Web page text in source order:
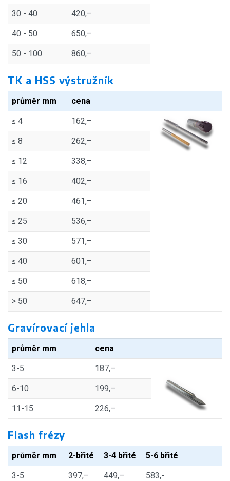
30 - 40 420,–
40 - 50 650,–
50 - 100 860,–
TK a HSS výstružník
průměr mm cena
≤ 4 162,–
≤ 8 262,–
≤ 12 338,–
≤ 16 402,–
≤ 20 461,–
≤ 25 536,–
≤ 30 571,–
≤ 40 601,–
≤ 50 618,–
> 50 647,–
Gravírovací jehla
průměr mm cena
3-5 187,–
6-10 199,–
11-15 226,–
Flash frézy
průměr mm 2-břité 3-4 břité 5-6 břité
3-5 397,– 449,– 583,-